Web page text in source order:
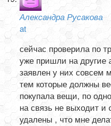
Александра Русакова
at
сейчас проверила по
уже пришли на другие
заявлен у них совсем
тем которые должны
покупала вещи, по
на связь не выходит и
удалены , что мне